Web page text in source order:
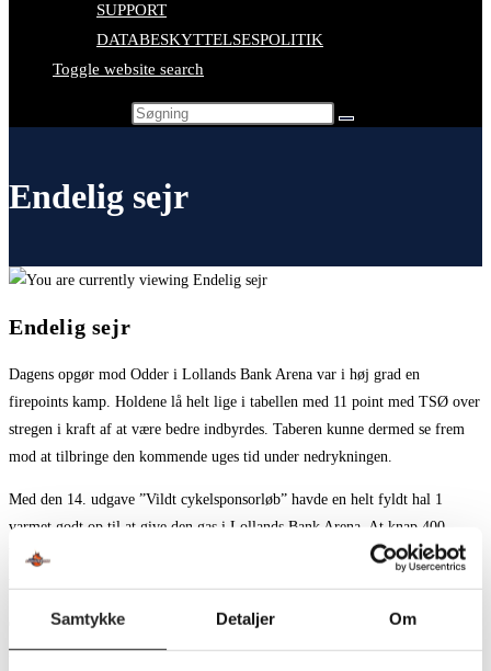
Samtykke Detaljer Om
SUPPORT
DATABESKYTTELSESPOLITIK
Toggle website search
Endelig sejr
Endelig sejr
Dagens opgør mod Odder i Lollands Bank Arena var i høj grad en
firepoints kamp. Holdene lå helt lige i tabellen med 11 point med TSØ over
stregen i kraft af at være bedre indbyrdes. Taberen kunne dermed se frem
mod at tilbringe den kommende uges tid under nedrykningen.
Med den 14. udgave ”Vildt cykelsponsorløb” havde en helt fyldt hal 1
varmet godt op til at give den gas i Lollands Bank Arena. At knap 400
bakker op om førkampsarrangement og vil hjælpe drengene til den længe
Opbakningen til spillerne var der fra også start, men spillerne formåede
ikke spillemæssigt at lukrere på den forrygende stemning. Spillet virkede